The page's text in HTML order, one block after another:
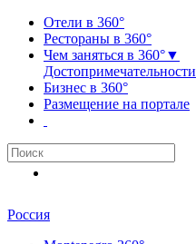
Отели в 360°
Рестораны в 360°
Чем заняться в 360°▼
Достопримечательности
Бизнес в 360°
Размещение на портале
Россия